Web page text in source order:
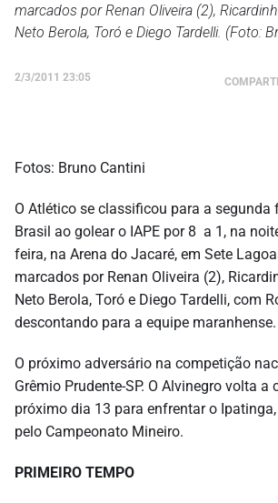
marcados por Renan Oliveira (2),
Neto Berola, Toró e Diego Tardelli. (Foto:
2/3/2011 23:05
Fotos: Bruno Cantini
O Atlético se classificou para a segunda
Brasil ao golear o IAPE por 8 a 1, na
feira, na Arena do Jacaré, em Sete
marcados por Renan Oliveira (2),
Neto Berola, Toró e Diego Tardelli, com
descontando para a equipe maranhense.
O próximo adversário na competição
Grêmio Prudente-SP. O Alvinegro volta a
próximo dia 13 para enfrentar o
pelo Campeonato Mineiro.
PRIMEIRO TEMPO